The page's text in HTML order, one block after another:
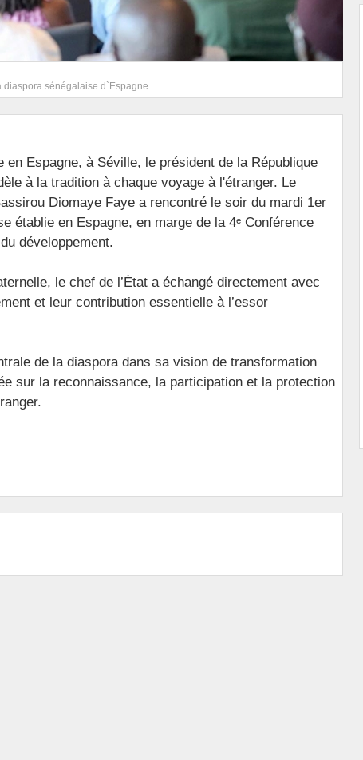
diaspora sénégalaise d`Espagne
en Espagne, à Séville, le président de la République
à la tradition à chaque voyage à l'étranger. Le
Diomaye Faye a rencontré le soir du mardi 1er
établie en Espagne, en marge de la 4ᵉ Conférence
développement.
le chef de l’État a échangé directement avec
et leur contribution essentielle à l’essor
de la diaspora dans sa vision de transformation
sur la reconnaissance, la participation et la protection